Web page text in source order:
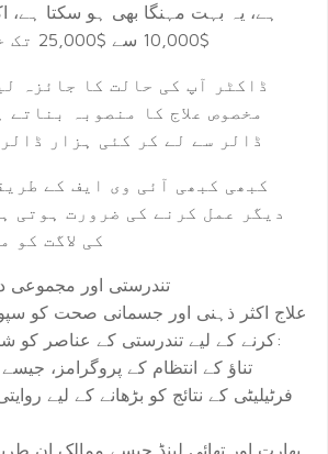
ہے، یہ بہت مہنگا بھی ہو سکتا ہے،
$10,000 سے $25,000 تک خرچ آ سکتے ہیں۔
ڈاکٹر آپ کی حالت کا جائزہ
مخصوص علاج کا منصوبہ بناتے
ڈالر سے لے کر کئی ہزار
کبھی کبھی آئی وی ایف کے
دیگر عمل کرنے کی ضرورت ہوتی
کی لاگت کو
6. تندرستی اور مجموعی
کرنے کے لیے تندرستی کے عناصر کو شامل کرتا ہے، جیسے:
● تناؤ کے انتظام کے پروگرامز، جیسے
بھارت اور تھائی لینڈ جیسے ممالک ان